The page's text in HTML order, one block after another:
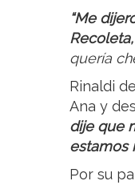
“Me
quería
Rinaldi
Ana y
dije que
estamos
Por su